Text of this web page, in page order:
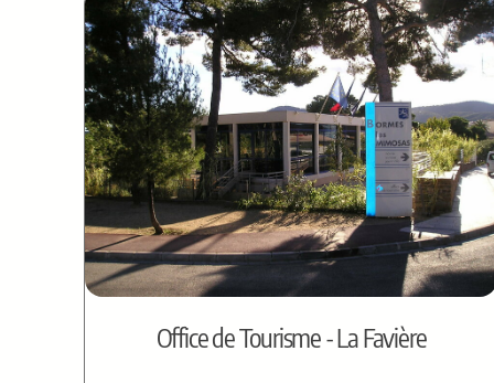
Office de Tourisme - La Favière